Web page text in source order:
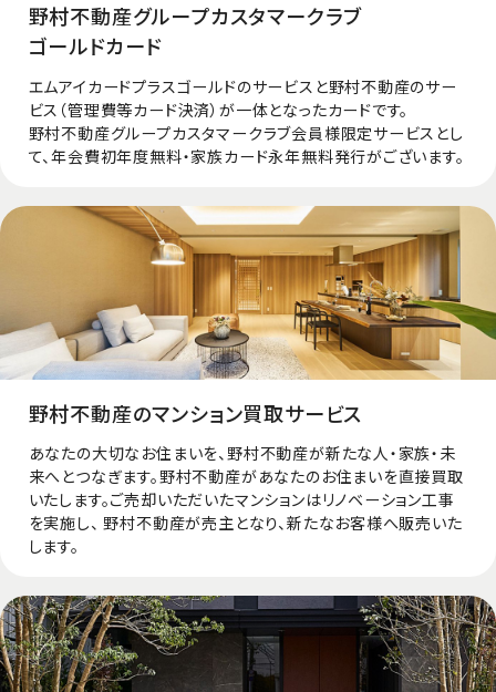
野村不動産グループカスタマークラブ
ゴールドカード
エムアイカードプラスゴールドのサービスと野村不動産のサー
ビス（管理費等カード決済）が一体となったカードです。
野村不動産グループカスタマークラブ会員様限定サービスとし
て、年会費初年度無料・家族カード永年無料発行がございます。
野村不動産のマンション買取サービス
あなたの大切なお住まいを、野村不動産が新たな人・家族・未
来へとつなぎます。野村不動産があなたのお住まいを直接買取
いたします。ご売却いただいたマンションはリノベーション⼯事
を実施し、 野村不動産が売主となり、新たなお客様へ販売いた
します。